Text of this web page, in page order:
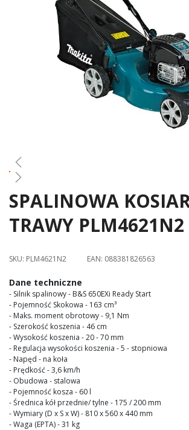
Skip
the
of
images
gallery
SPALINOWA
TRAWY
SKU: PLM4621N2 EAN: 088381826563
Dane techniczne
- Silnik spalinowy - B&S 650EXi Ready Start
- Pojemność Skokowa - 163 cm³
- Maks. moment obrotowy - 9,1 Nm
- Szerokość koszenia - 46 cm
- Wysokość koszenia - 20 - 70 mm
- Regulacja wysokości koszenia - 5 - stopniowa
- Napęd - na koła
- Prędkość - 3,6 km/h
- Obudowa - stalowa
- Pojemność kosza - 60 l
- Średnica kół przednie/ tylne - 175 / 200 mm
- Wymiary (D x S x W) - 810 x 560 x 440 mm
- Waga (EPTA) - 31 kg